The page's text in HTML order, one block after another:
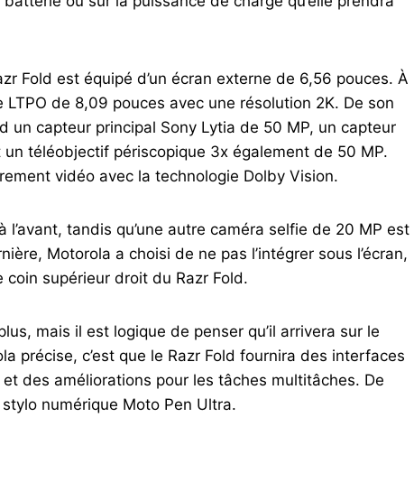
Fold est équipé d’un écran externe de 6,56 pouces. À
de 8,09 pouces avec une résolution 2K. De son
un capteur principal Sony Lytia de 50 MP, un capteur
téléobjectif périscopique 3x également de 50 MP.
vidéo avec la technologie Dolby Vision.
tandis qu’une autre caméra selfie de 20 MP est
Motorola a choisi de ne pas l’intégrer sous l’écran,
supérieur droit du Razr Fold.
mais il est logique de penser qu’il arrivera sur le
précise, c’est que le Razr Fold fournira des interfaces
des améliorations pour les tâches multitâches. De
numérique Moto Pen Ultra.